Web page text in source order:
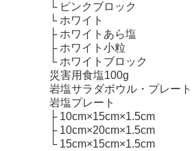
└ ピンクブロック
└ ホワイト
├ ホワイトあら塩
├ ホワイト小粒
└ ホワイトブロック
災害用食塩100g
岩塩サラダボウル・プレート
岩塩プレート
├ 10cm×15cm×1.5cm
├ 10cm×20cm×1.5cm
└ 15cm×15cm×1.5cm